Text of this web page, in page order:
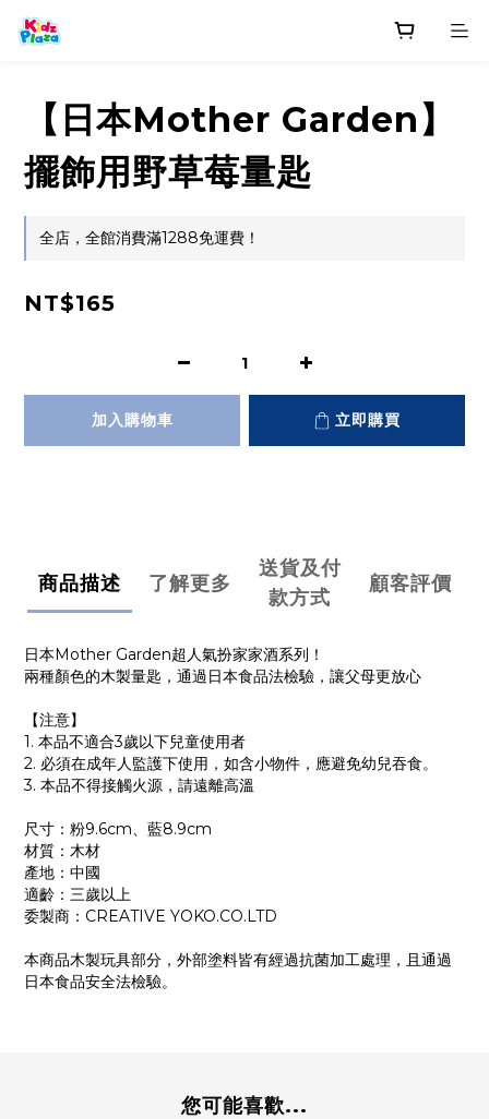
【日本Mother Garden】
擺飾用野草莓量匙
全店，全館消費滿1288免運費！
NT$165
加入購物車 立即購買
商品描述 了解更多
送貨及付
款方式
顧客評價
日本Mother Garden超人氣扮家家酒系列！
兩種顏色的木製量匙，通過日本食品法檢驗，讓父母更放心
【注意】
1. 本品不適合3歲以下兒童使用者
2. 必須在成年人監護下使用，如含小物件，應避免幼兒吞食。
3. 本品不得接觸火源，請遠離高溫
尺寸：粉9.6cm、藍8.9cm
材質：木材
產地：中國
適齡：三歲以上
委製商：CREATIVE YOKO.CO.LTD
本商品木製玩具部分，外部塗料皆有經過抗菌加工處理，且通過
日本食品安全法檢驗。
您可能喜歡...